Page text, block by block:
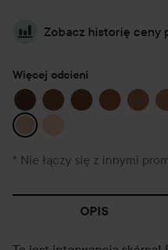
Zobacz historię ceny
Więcej odcieni
* Nie łączy się z innymi
OPIS